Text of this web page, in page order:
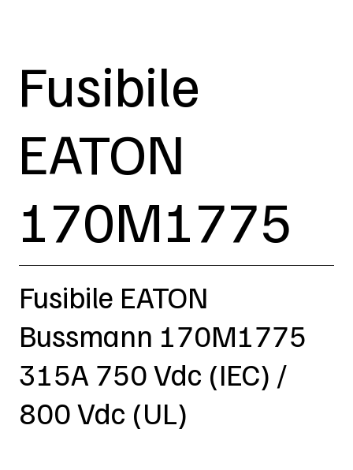
Fusibile
EATON
170M1775
Fusibile EATON
Bussmann 170M1775
315A 750 Vdc (IEC) /
800 Vdc (UL)